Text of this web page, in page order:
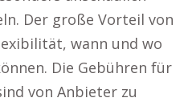
Der große Vorteil von
wann und wo
Die Gebühren für
von Anbieter zu